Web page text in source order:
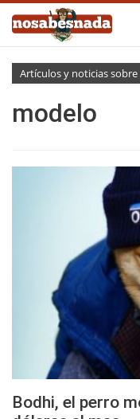
Artículos y noticias sobre
modelo
Bodhi, el perro